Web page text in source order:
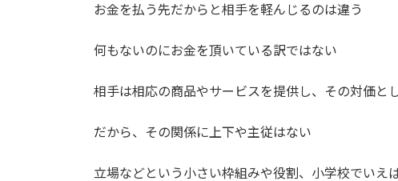
お金を払う先だからと相手を軽んじるのは違う
何もないのにお金を頂いている訳ではない
相手は相応の商品やサービスを提供し、その対価と
だから、その関係に上下や主従はない
立場などという小さい枠組みや役割、小学校でいえ